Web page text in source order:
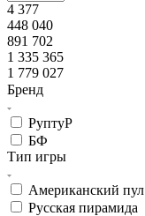
4 377
448 040
891 702
1 335 365
1 779 027
Бренд
РуптуР
БФ
Тип игры
Американский пул
Русская пирамида